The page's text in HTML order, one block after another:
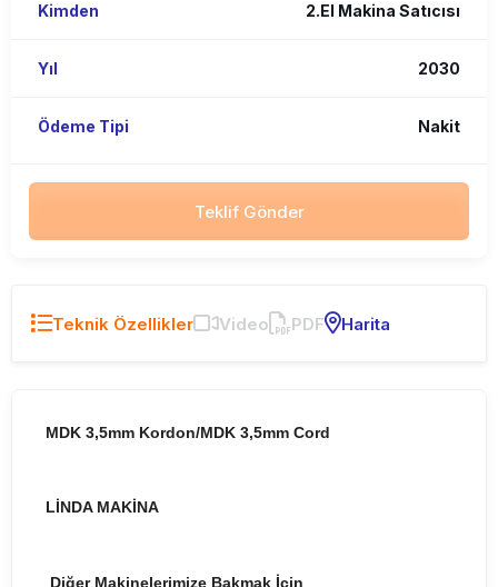
Kimden 2.El Makina Satıcısı
Yıl 2030
Ödeme Tipi Nakit
Teklif Gönder
Teknik Özellikler Video PDF Harita
MDK 3,5mm Kordon/MDK 3,5mm Cord
LİNDA MAKİNA
Diğer Makinelerimize Bakmak İçin